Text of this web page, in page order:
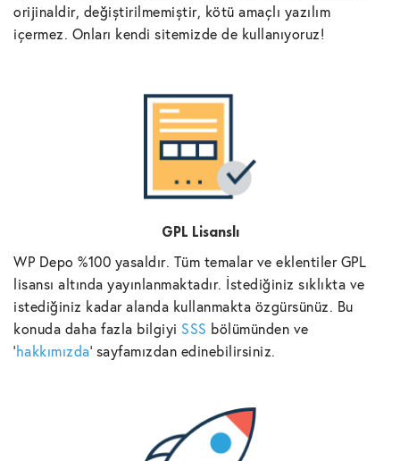
orijinaldir, değiştirilmemiştir, kötü amaçlı yazılım
içermez. Onları kendi sitemizde de kullanıyoruz!
GPL Lisanslı
WP Depo %100 yasaldır. Tüm temalar ve eklentiler GPL
lisansı altında yayınlanmaktadır. İstediğiniz sıklıkta ve
istediğiniz kadar alanda kullanmakta özgürsünüz. Bu
konuda daha fazla bilgiyi SSS bölümünden ve
'hakkımızda' sayfamızdan edinebilirsiniz.